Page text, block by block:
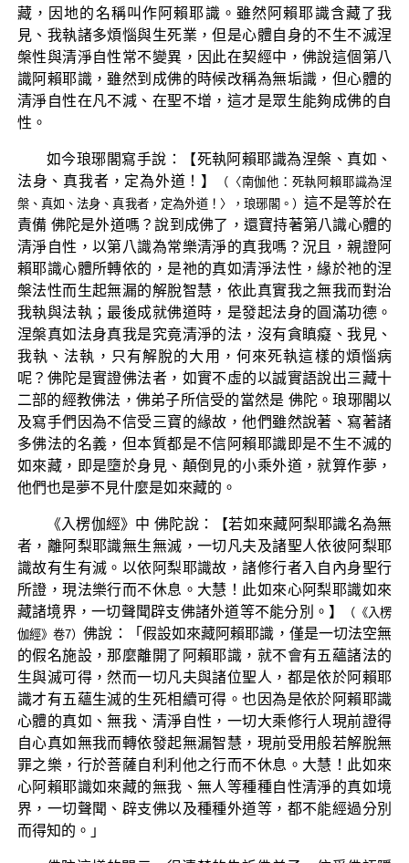
藏，因地的名稱叫作阿賴耶識。雖然阿賴耶識含藏了我
見、我執諸多煩惱與生死業，但是心體自身的不生不滅涅
槃性與清淨自性常不變異，因此在契經中，佛說這個第八
識阿賴耶識，雖然到成佛的時候改稱為無垢識，但心體的
清淨自性在凡不減、在聖不增，這才是眾生能夠成佛的自
性。
如今琅琊閣寫手說：【死執阿賴耶識為涅槃、真如、
法身、真我者，定為外道！】
（〈南伽他：死執阿賴耶識為涅
槃、真如、法身、真我者，定為外道！〉，琅琊閣。） 這不是等於在
責備 佛陀是外道嗎？說到成佛了，還寶持著第八識心體的
清淨自性，以第八識為常樂清淨的真我嗎？況且，親證阿
賴耶識心體所轉依的，是祂的真如清淨法性，緣於祂的涅
槃法性而生起無漏的解脫智慧，依此真實我之無我而對治
我執與法執；最後成就佛道時，是發起法身的圓滿功德。
涅槃真如法身真我是究竟清淨的法，沒有貪瞋癡、我見、
我執、法執，只有解脫的大用，何來死執這樣的煩惱病
呢？佛陀是實證佛法者，如實不虛的以誠實語說出三藏十
二部的經教佛法，佛弟子所信受的當然是 佛陀。琅琊閣以
及寫手們因為不信受三寶的緣故，他們雖然說著、寫著諸
多佛法的名義，但本質都是不信阿賴耶識即是不生不滅的
如來藏，即是墮於身見、顛倒見的小乘外道，就算作夢，
他們也是夢不見什麼是如來藏的。
《入楞伽經》中 佛陀說：【若如來藏阿梨耶識名為無
者，離阿梨耶識無生無滅，一切凡夫及諸聖人依彼阿梨耶
識故有生有滅。以依阿梨耶識故，諸修行者入自內身聖行
所證，現法樂行而不休息。大慧！此如來心阿梨耶識如來
藏諸境界，一切聲聞辟支佛諸外道等不能分別。】
（《入楞
伽經》卷7）佛說：「假設如來藏阿賴耶識，僅是一切法空無
的假名施設，那麼離開了阿賴耶識，就不會有五蘊諸法的
生與滅可得，然而一切凡夫與諸位聖人，都是依於阿賴耶
識才有五蘊生滅的生死相續可得。也因為是依於阿賴耶識
心體的真如、無我、清淨自性，一切大乘修行人現前證得
自心真如無我而轉依發起無漏智慧，現前受用般若解脫無
罪之樂，行於菩薩自利利他之行而不休息。大慧！此如來
心阿賴耶識如來藏的無我、無人等種種自性清淨的真如境
界，一切聲聞、辟支佛以及種種外道等，都不能經過分別
而得知的。」